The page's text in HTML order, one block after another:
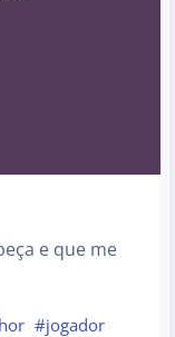
e que me
#jogador